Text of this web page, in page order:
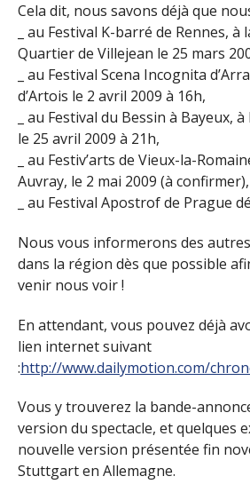
Cela dit, nous savons déjà que
_ au Festival K-barré de Rennes, à
Quartier de Villejean le 25 mars
_ au Festival Scena Incognita
d’Artois le 2 avril 2009 à 16h,
_ au Festival du Bessin à Bayeux,
le 25 avril 2009 à 21h,
_ au Festiv’arts de Vieux-la-
Auvray, le 2 mai 2009 (à confirmer),
_ au Festival Apostrof de Prague
Nous vous informerons des
dans la région dès que possible
venir nous voir !
En attendant, vous pouvez déjà
lien internet suivant
:http://www.dailymotion.com/
Vous y trouverez la bande-
version du spectacle, et quelques
nouvelle version présentée fin
Stuttgart en Allemagne.